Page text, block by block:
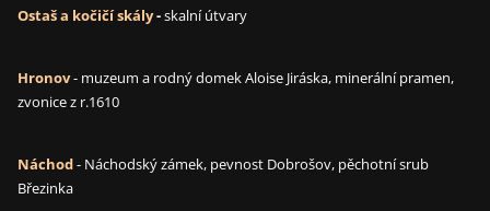
Ostaš a kočičí skály-skalní útvary
Hronov- muzeum a rodný domek Aloise Jiráska, minerální pramen,
zvonice z r.1610
Náchod- Náchodský zámek, pevnost Dobrošov, pěchotní srub
Březinka